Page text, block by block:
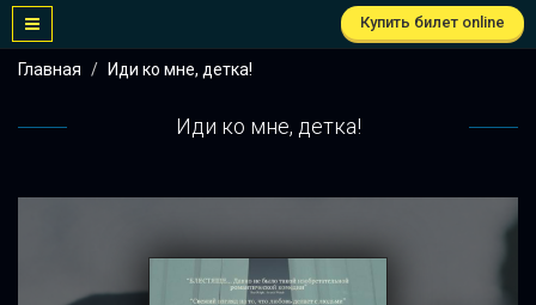
Купить билет online
Главная Иди ко мне, детка!
Иди ко мне, детка!